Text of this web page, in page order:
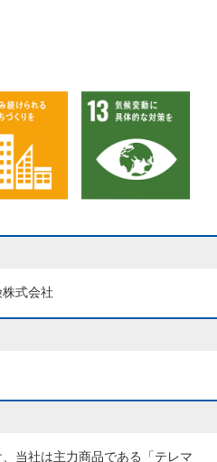
式会社
当社は主力商品である「テレマ